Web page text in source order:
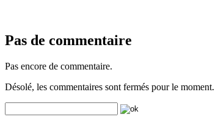
Pas de commentaire
Pas encore de commentaire.
Désolé, les commentaires sont fermés pour le moment.